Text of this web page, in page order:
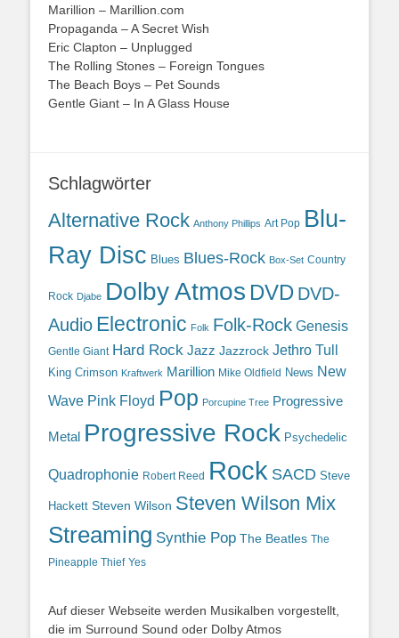
Marillion – Marillion.com
Propaganda – A Secret Wish
Eric Clapton – Unplugged
The Rolling Stones – Foreign Tongues
The Beach Boys – Pet Sounds
Gentle Giant – In A Glass House
Schlagwörter
Alternative Rock Anthony Phillips Art Pop Blu-
Ray Disc Blues Blues-Rock Box-Set Country
Rock Djabe Dolby Atmos DVD DVD-
Audio Electronic Folk Folk-Rock Genesis
Gentle Giant Hard Rock Jazz Jazzrock Jethro Tull
King Crimson Kraftwerk Marillion Mike Oldfield News New
Wave Pink Floyd Pop Porcupine Tree Progressive
Metal Progressive Rock Psychedelic
Quadrophonie Robert Reed Rock SACD Steve
Hackett Steven Wilson Steven Wilson Mix
Streaming Synthie Pop The Beatles The
Pineapple Thief Yes
Auf dieser Webseite werden Musikalben vorgestellt,
die im Surround Sound oder Dolby Atmos